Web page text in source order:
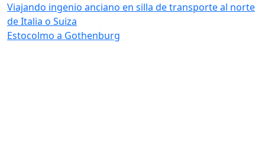
Viajando ingenio anciano en silla de transporte al norte
de Italia o Suiza
Estocolmo a Gothenburg